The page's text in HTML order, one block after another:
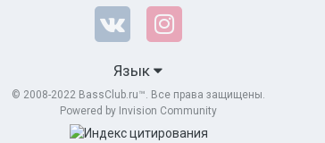
Язык
© 2008-2022 BassClub.ru™. Все права защищены.
Powered by Invision Community